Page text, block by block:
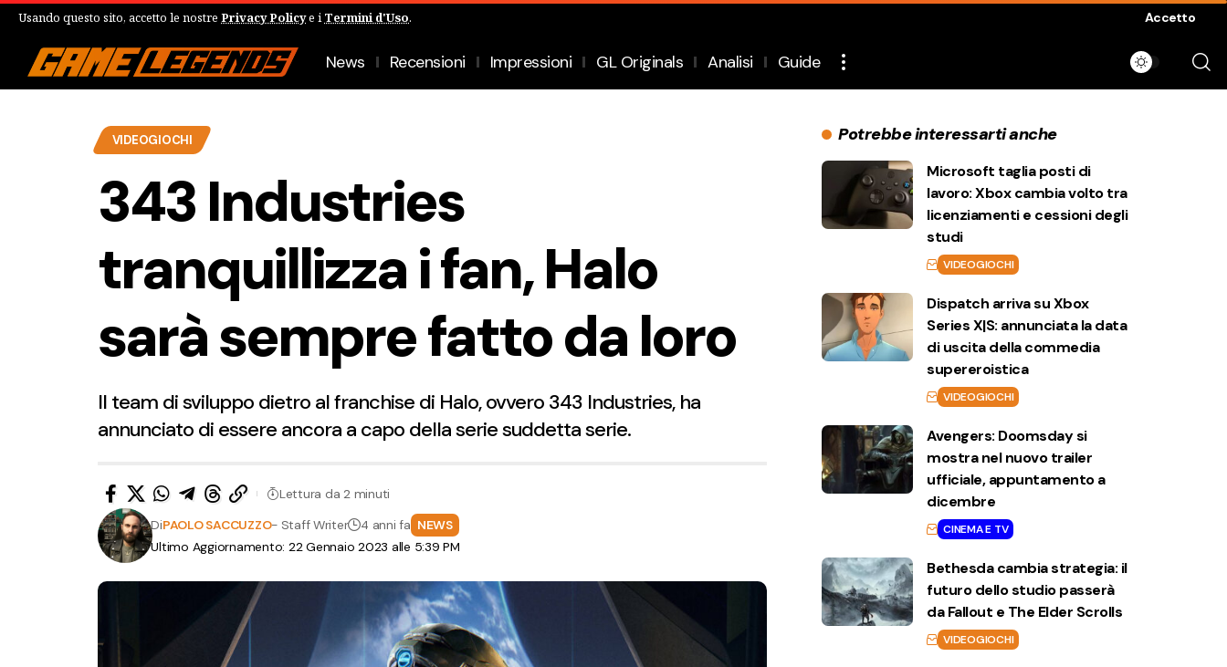
Usando questo sito, accetto le nostre Privacy Policye i Termini d'Uso. Accetto
News Recensioni Impressioni GL Originals Analisi Guide
VIDEOGIOCHI
343 Industries
tranquillizza i fan, Halo
sarà sempre fatto da loro
Il team di sviluppo dietro al franchise di Halo, ovvero 343 Industries, ha
annunciato di essere ancora a capo della serie suddetta serie.
Ultimo Aggiornamento: 22 Gennaio 2023 alle 5:39 PM
DiPAOLO SACCUZZO- Staff Writer 4 anni fa NEWS
Lettura da 2 minuti
Potrebbe interessarti anche
Microsoft taglia posti di
lavoro: Xbox cambia volto tra
licenziamenti e cessioni degli
studi
VIDEOGIOCHI
Dispatch arriva su Xbox
Series X|S: annunciata la data
di uscita della commedia
supereroistica
VIDEOGIOCHI
Avengers: Doomsday si
mostra nel nuovo trailer
ufficiale, appuntamento a
dicembre
CINEMA E TV
Bethesda cambia strategia: il
futuro dello studio passerà
da Fallout e The Elder Scrolls
VIDEOGIOCHI